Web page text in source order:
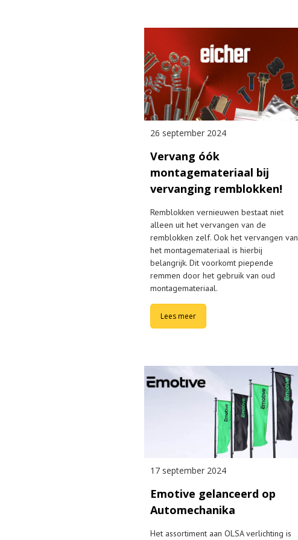
26 september 2024
Vervang óók
montagemateriaal bij
vervanging remblokken!
Remblokken vernieuwen bestaat niet
alleen uit het vervangen van de
remblokken zelf. Ook het vervangen van
het montagemateriaal is hierbij
belangrijk. Dit voorkomt piepende
remmen door het gebruik van oud
montagemateriaal.
Lees meer
17 september 2024
Emotive gelanceerd op
Automechanika
Het assortiment aan OLSA verlichting is